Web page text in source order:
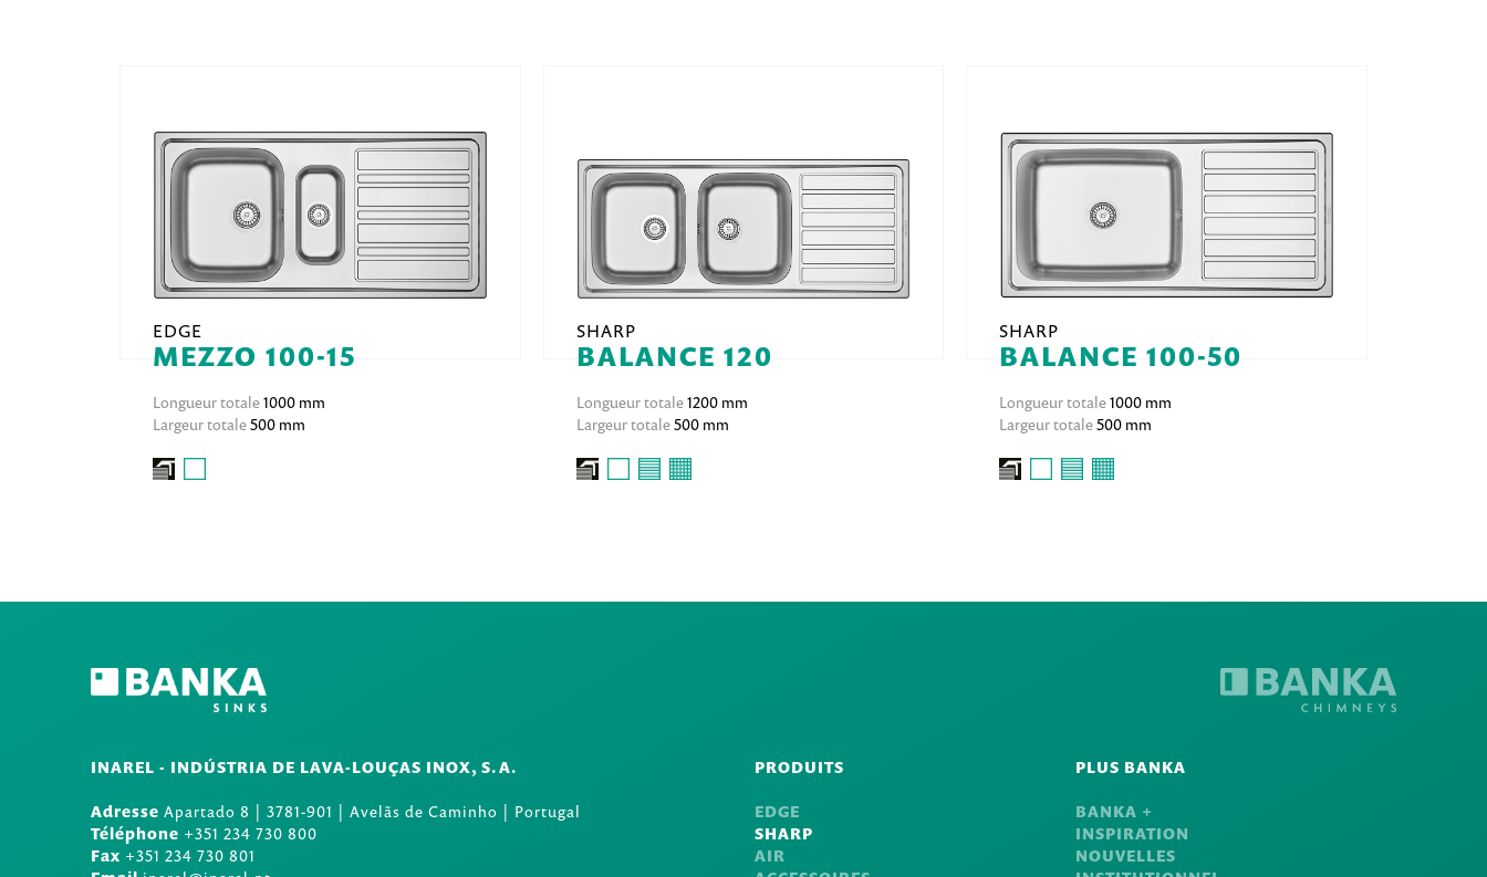
EDGE
MEZZO 100-15
Longueur totale1000 mm
Largeur totale500 mm
SHARP
BALANCE 120
Longueur totale1200 mm
Largeur totale500 mm
SHARP
BALANCE 100-50
Longueur totale1000 mm
Largeur totale500 mm
INAREL - INDÚSTRIA DE LAVA-LOUÇAS INOX, S.A.
Adresse Apartado 8 | 3781-901 | Avelãs de Caminho | Portugal
Téléphone +351 234 730 800
Fax +351 234 730 801
PRODUITS
EDGE
SHARP
AIR
PLUS BANKA
BANKA +
INSPIRATION
NOUVELLES